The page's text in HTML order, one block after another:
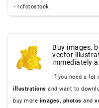
- rcfotostock
Buy images,
vector
immediately
If you need a lot
illustrations and want to
buy more images, photos and